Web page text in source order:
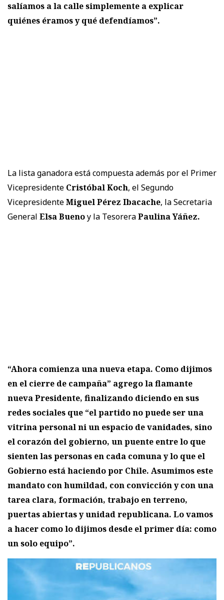
salíamos a la calle simplemente a explicar
quiénes éramos y qué defendíamos”.
La lista ganadora está compuesta además por el Primer
Vicepresidente Cristóbal Koch, el Segundo
VicepresidenteMiguel Pérez Ibacache, la Secretaria
General Elsa Buenoy la TesoreraPaulina Yáñez.
“Ahora comienza una nueva etapa. Como dijimos
en el cierre de campaña” agrego la flamante
nueva Presidente, finalizando diciendo en sus
redes sociales que “el partido no puede ser una
vitrina personal ni un espacio de vanidades, sino
el corazón del gobierno, un puente entre lo que
sienten las personas en cada comuna y lo que el
Gobierno está haciendo por Chile. Asumimos este
mandato con humildad, con convicción y con una
tarea clara, formación, trabajo en terreno,
puertas abiertas y unidad republicana. Lo vamos
a hacer como lo dijimos desde el primer día: como
un solo equipo”.